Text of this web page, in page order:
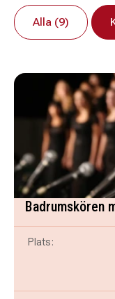
Alla (9)
Badrumskören
Plats: